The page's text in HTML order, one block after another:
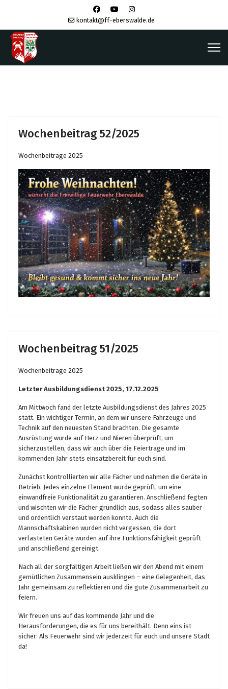
kontakt@ff-eberswalde.de
Wochenbeitrag 52/2025
Wochenbeiträge 2025
Wochenbeitrag 51/2025
Wochenbeiträge 2025
Letzter Ausbildungsdienst 2025, 17.12.2025
Am Mittwoch fand der letzte Ausbildungsdienst des Jahres 2025
statt. Ein wichtiger Termin, an dem wir unsere Fahrzeuge und
Technik auf den neuesten Stand brachten. Die gesamte
Ausrüstung wurde auf Herz und Nieren überprüft, um
sicherzustellen, dass wir auch über die Feiertrage und im
kommenden Jahr stets einsatzbereit für euch sind.
Zunächst kontrollierten wir alle Fächer und nahmen die Geräte in
Betrieb. Jedes einzelne Element wurde geprüft, um eine
einwandfreie Funktionalität zu garantieren. Anschließend fegten
und wischten wir die Fächer gründlich aus, sodass alles sauber
und ordentlich verstaut werden konnte. Auch die
Mannschaftskabinen wurden nicht vergessen, die dort
verlasteten Geräte wurden auf ihre Funktionsfähigkeit geprüft
und anschließend gereinigt.
Nach all der sorgfältigen Arbeit ließen wir den Abend mit einem
gemütlichen Zusammensein ausklingen – eine Gelegenheit, das
Jahr gemeinsam zu reflektieren und die gute Zusammenarbeit zu
feiern.
Wir freuen uns auf das kommende Jahr und die
Herausforderungen, die es für uns bereithält. Denn eins ist
sicher: Als Feuerwehr sind wir jederzeit für euch und unsere Stadt
da!